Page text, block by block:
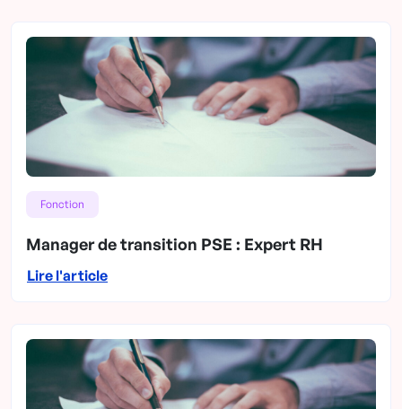
Fonction
Manager de transition PSE : Expert RH
Lire l'article